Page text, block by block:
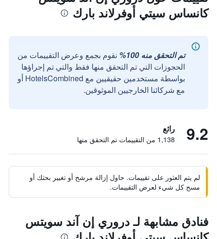
كانساس سيتي أوفرلاند بارك
تم التحقق منه 100%
نقوم بجمع وعرض التقييمات من
الحجوزات التي تم التحقق منها فقط والتي تم إجراؤها
بواسطة مستخدمين حقيقيين مع HotelsCombined أو
مع شركائنا الخارجيين الموثوقين.
9.2 رائع
1,138 من التقييمات تم التحقق منها
لم يتم العثور على تقييمات. حاول إزالة مرشح أو تغيير بحثك أو
مسح كل شيء لعرض التقييمات.
فنادق مشابهة لـ دروري إن آند سويتس